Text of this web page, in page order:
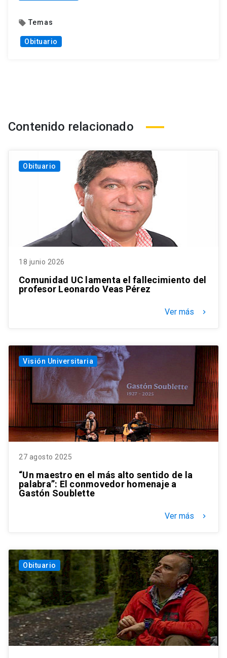
local_offer Temas
Obituario
Contenido relacionado
Obituario
18 junio 2026
Comunidad UC lamenta el fallecimiento del
profesor Leonardo Veas Pérez
Ver más keyboard_arrow_right
Visión Universitaria
27 agosto 2025
“Un maestro en el más alto sentido de la
palabra”: El conmovedor homenaje a
Gastón Soublette
Ver más keyboard_arrow_right
Obituario